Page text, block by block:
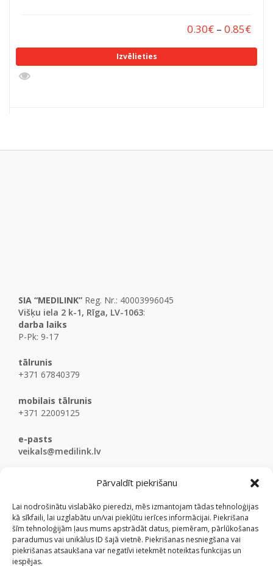
Pārvaldīt piekrišanu
Lai nodrošinātu vislabāko pieredzi, mēs izmantojam tādas tehnoloģijas
kā sīkfaili, lai uzglabātu un/vai piekļūtu ierīces informācijai. Piekrišana
šīm tehnoloģijām ļaus mums apstrādāt datus, piemēram, pārlūkošanas
paradumus vai unikālus ID šajā vietnē. Piekrišanas nesniegšana vai
piekrišanas atsaukšana var negatīvi ietekmēt noteiktas funkcijas un
iespējas.
0.30€ – 0.85€
Izvēlieties
SIA “MEDILINK” Reg. Nr.: 40003996045
Višķu iela 2 k-1, Rīga, LV-1063:
darba laiks
P-Pk: 9-17
tālrunis
+371 67840379
mobilais tālrunis
+371 22009125
e-pasts
veikals@medilink.lv